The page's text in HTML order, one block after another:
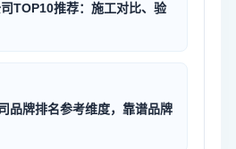
TOP10推荐：施工对比、验
品牌排名参考维度，靠谱品牌